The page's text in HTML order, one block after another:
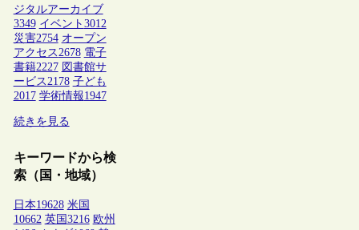
ジタルアーカイブ
3349 イベント 3012
災害2754 オープン
アクセス2678 電子
書籍2227 図書館サ
ービス2178 子ども
2017 学術情報1947
続きを見る
キーワードから検
索（国・地域）
日本19628 米国
10662 英国 3216 欧州